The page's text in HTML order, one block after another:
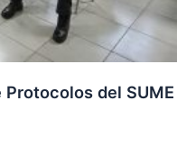
del SUME